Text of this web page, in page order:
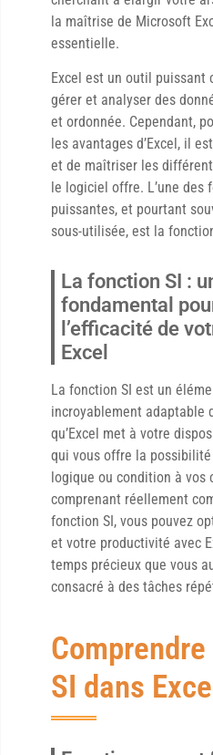
la maîtrise de Microsoft
essentielle.
Excel est un outil puissant
gérer et analyser des
et ordonnée. Cependant,
les avantages d’Excel, il
et de maîtriser les
le logiciel offre. L’une des
puissantes, et pourtant
sous-utilisée, est la
La fonction SI :
fondamental
l’efficacité de
Excel
La fonction SI est un
incroyablement adaptable
qu’Excel met à votre
qui vous offre la possibilité
logique ou condition à vos
comprenant réellement
fonction SI, vous pouvez
et votre productivité avec
temps précieux que vous
consacré à des tâches
SI dans Excel